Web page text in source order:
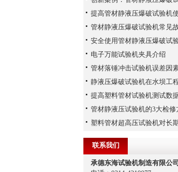
电子万能试验机夹具介绍
联系我们
承德东海试验机制造有限公司